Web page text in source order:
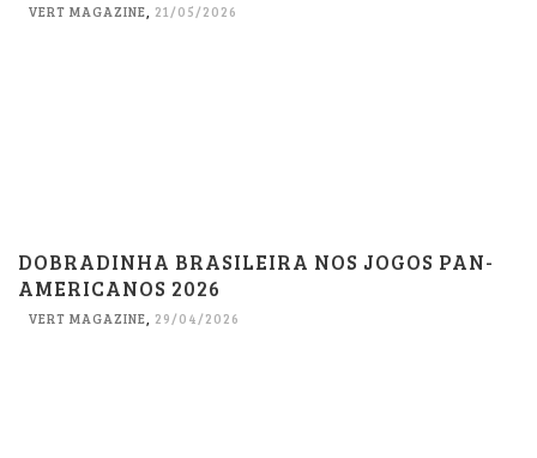
VERT MAGAZINE 21/05/2026
DOBRADINHA BRASILEIRA NOS JOGOS PAN-
AMERICANOS 2026
VERT MAGAZINE, 29/04/2026